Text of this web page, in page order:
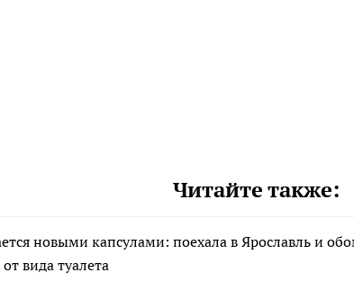
Читайте также:
новыми капсулами: поехала в Ярославль и
вида туалета